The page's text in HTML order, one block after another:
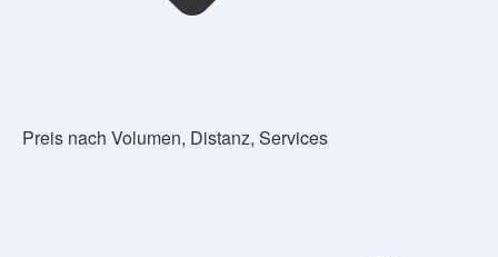
Preis nach Volumen, Distanz, Services